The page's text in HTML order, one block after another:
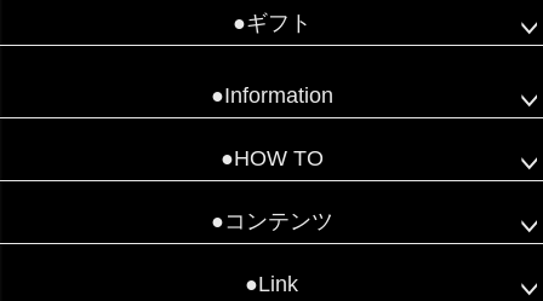
●ギフト
●Information
●HOW TO
●コンテンツ
●Link
こちらでご質問下さい😊